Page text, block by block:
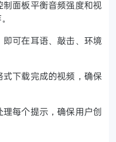
面板平衡音频强度和视
可在耳语、敲击、环境
下载完成的视频，确保
每个提示，确保用户创